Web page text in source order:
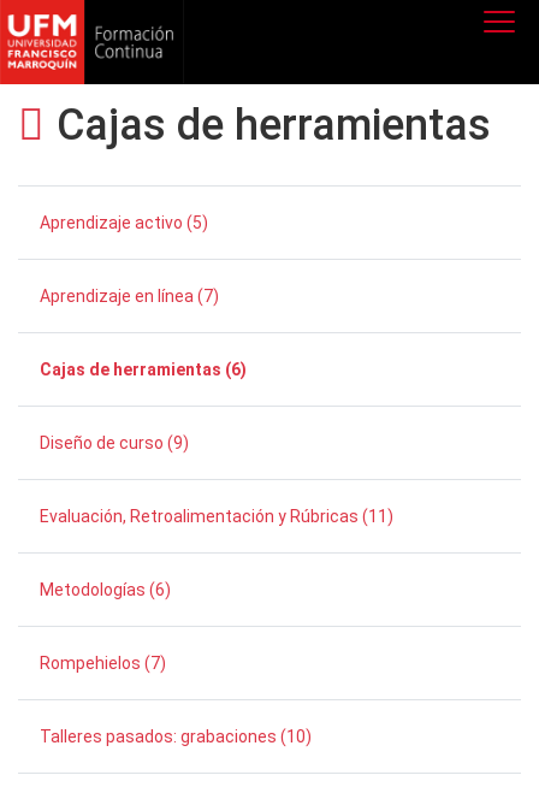
Cajas de herramientas
Aprendizaje activo (5)
Aprendizaje en línea (7)
Cajas de herramientas (6)
Diseño de curso (9)
Evaluación, Retroalimentación y Rúbricas (11)
Metodologías (6)
Rompehielos (7)
Talleres pasados: grabaciones (10)